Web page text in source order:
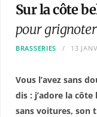
Sur la côte
pour
BRASSERIES 13
Vous l’avez sans
dis : j’adore la
sans voitures, son